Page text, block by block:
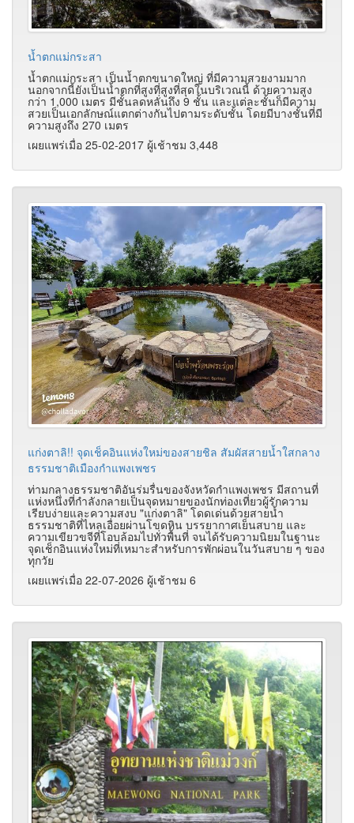
น้ำตกแม่กระสา
น้ำตกแม่กระสา เป็นน้ำตกขนาดใหญ่ ที่มีความสวยงามมาก
นอกจากนี้ยังเป็นน้ำตกที่สูงที่สูงที่สุดในบริเวณนี้ ด้วยความสูง
กว่า 1,000 เมตร มีชั้นลดหลั่นถึง 9 ชั้น และแต่ละชั้นก็มีความ
สวยเป็นเอกลักษณ์แตกต่างกันไปตามระดับชั้น โดยมีบางชั้นที่มี
ความสูงถึง 270 เมตร
เผยแพร่เมื่อ 25-02-2017 ผู้เช้าชม 3,448
แก่งตาลิ!! จุดเช็คอินแห่งใหม่ของสายชิล สัมผัสสายน้ำใสกลาง
ธรรมชาติเมืองกำแพงเพชร
ท่ามกลางธรรมชาติอันร่มรื่นของจังหวัดกำแพงเพชร มีสถานที่
แห่งหนึ่งที่กำลังกลายเป็นจุดหมายของนักท่องเที่ยวผู้รักความ
เรียบง่ายและความสงบ "แก่งตาลิ" โดดเด่นด้วยสายน้ำ
ธรรมชาติที่ไหลเอื่อยผ่านโขดหิน บรรยากาศเย็นสบาย และ
ความเขียวขจีที่โอบล้อมไปทั่วพื้นที่ จนได้รับความนิยมในฐานะ
จุดเช็กอินแห่งใหม่ที่เหมาะสำหรับการพักผ่อนในวันสบาย ๆ ของ
ทุกวัย
เผยแพร่เมื่อ 22-07-2026 ผู้เช้าชม 6